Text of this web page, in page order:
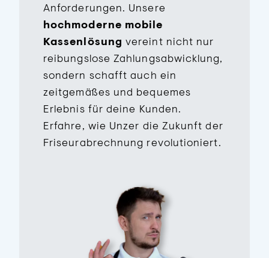
Anforderungen. Unsere
hochmoderne mobile
Kassenlösungvereint nicht nur
reibungslose Zahlungsabwicklung,
sondern schafft auch ein
zeitgemäßes und bequemes
Erlebnis für deine Kunden.
Erfahre, wie Unzer die Zukunft der
Friseurabrechnung revolutioniert.